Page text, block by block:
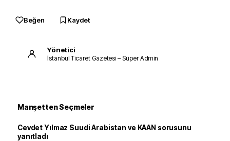
Beğen Kaydet
Yönetici
İstanbul Ticaret Gazetesi – Süper Admin
Manşetten Seçmeler
Cevdet Yılmaz Suudi Arabistan ve KAAN sorusunu
yanıtladı